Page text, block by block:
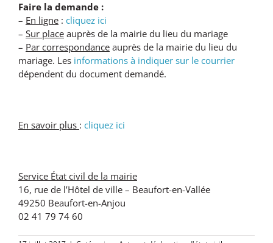
Faire la demande :
– En ligne : cliquez ici
– Sur place auprès de la mairie du lieu du mariage
– Par correspondance auprès de la mairie du lieu du
mariage. Les informations à indiquer sur le courrier
dépendent du document demandé.
En savoir plus : cliquez ici
Service État civil de la mairie
16, rue de l’Hôtel de ville – Beaufort-en-Vallée
49250 Beaufort-en-Anjou
02 41 79 74 60